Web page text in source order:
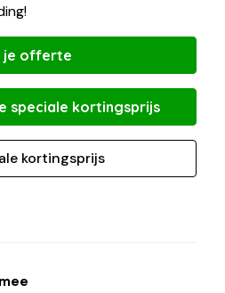
je offerte
speciale kortingsprijs
kortingsprijs